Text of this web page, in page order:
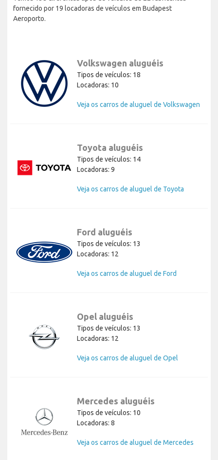
fornecido por 19 locadoras de veículos em Budapest
Aeroporto.
Volkswagen aluguéis
Tipos de veículos: 18
Locadoras: 10
Veja os carros de aluguel de Volkswagen
Toyota aluguéis
Tipos de veículos: 14
Locadoras: 9
Veja os carros de aluguel de Toyota
Ford aluguéis
Tipos de veículos: 13
Locadoras: 12
Veja os carros de aluguel de Ford
Opel aluguéis
Tipos de veículos: 13
Locadoras: 12
Veja os carros de aluguel de Opel
Mercedes aluguéis
Tipos de veículos: 10
Locadoras: 8
Veja os carros de aluguel de Mercedes